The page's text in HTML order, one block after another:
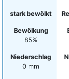
stark bewölkt
Bewölkung
85%
Niederschlag
0 mm